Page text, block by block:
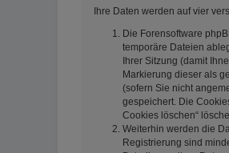
Ihre Daten werden auf vier
Die Forensoftware
temporäre Dateien
Ihrer Sitzung (damit
Markierung dieser als
(sofern Sie nicht
gespeichert. Die
Cookies löschen“
Weiterhin werden die
Registrierung sind